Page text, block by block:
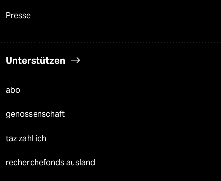
Presse
Unterstützen
abo
genossenschaft
taz zahl ich
recherchefonds ausland